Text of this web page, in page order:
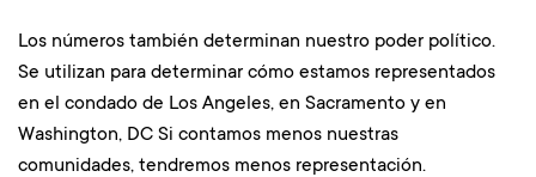
Los números también determinan nuestro poder político.
Se utilizan para determinar cómo estamos representados
en el condado de Los Angeles, en Sacramento y en
Washington, DC Si contamos menos nuestras
comunidades, tendremos menos representación.